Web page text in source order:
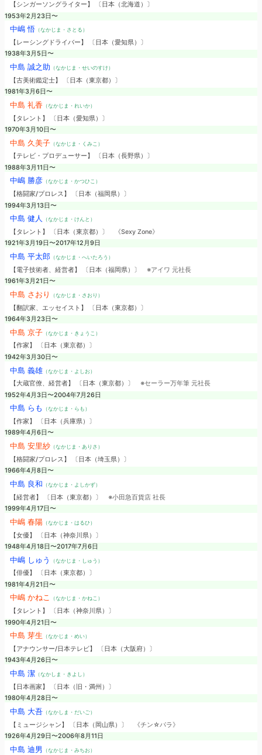
【シンガーソングライター】 〔日本（北海道）〕
1953年2月23日〜
中嶋 悟（なかじま・さとる）
【レーシングドライバー】 〔日本（愛知県）〕
1938年3月5日〜
中島 誠之助 （なかじま・せいのすけ）
【古美術鑑定士】 〔日本（東京都）〕
1981年3月6日〜
中島 礼香 （なかじま・れいか）
【タレント】 〔日本（愛知県）〕
1970年3月10日〜
中島 久美子（なかじま・くみこ）
【テレビ・プロデューサー】 〔日本（長野県）〕
1988年3月11日〜
中嶋 勝彦（なかじま・かつひこ）
【格闘家/プロレス】 〔日本（福岡県）〕
1994年3月13日〜
中島 健人 （なかじま・けんと）
【タレント】 〔日本（東京都）〕
《Sexy Zone》
1921年3月19日〜2017年12月9日
中島 平太郎（なかじま・へいたろう）
【電子技術者、経営者】 〔日本（福岡県）〕 ※アイワ 元社長
1961年3月21日〜
中島 さおり （なかじま・さおり）
【翻訳家、エッセイスト】 〔日本（東京都）〕
1964年3月23日〜
中島 京子（なかじま・きょうこ）
【作家】 〔日本（東京都）〕
1942年3月30日〜
中島 義雄（なかじま・よしお）
【大蔵官僚、経営者】 〔日本（東京都）〕 ※セーラー万年筆 元社長
1952年4月3日〜2004年7月26日
中島 らも （なかじま・らも）
【作家】 〔日本（兵庫県）〕
1989年4月6日〜
中島 安里紗（なかじま・ありさ）
【格闘家/プロレス】 〔日本（埼玉県）〕
1966年4月8日〜
中島 良和 （なかじま・よしかず）
【経営者】 〔日本（東京都）〕 ※小田急百貨店 社長
1999年4月17日〜
中嶋 春陽（なかじま・はるひ）
【女優】 〔日本（神奈川県）〕
1948年4月18日〜2017年7月6日
中嶋 しゅう （なかじま・しゅう）
【俳優】 〔日本（東京都）〕
1981年4月21日〜
中嶋 かねこ （なかじま・かねこ）
【タレント】 〔日本（神奈川県）〕
1990年4月21日〜
中島 芽生 （なかじま・めい）
【アナウンサー/日本テレビ】 〔日本（大阪府）〕
1943年4月26日〜
中島 潔（なかしま・きよし）
【日本画家】 〔日本（旧・満州）〕
1980年4月28日〜
中島 大吾（なかしま・だいご）
【ミュージシャン】 〔日本（岡山県）〕
《チン☆パラ》
1926年4月29日〜2006年8月11日
中島 迪男 （なかじま・みちお）